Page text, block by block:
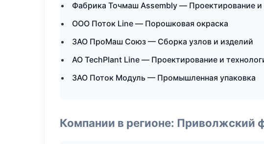
Фабрика Точмаш Assembly — Проектирование и
ООО Поток Line — Порошковая окраска
ЗАО ПроМаш Союз — Сборка узлов и изделий
АО TechPlant Line — Проектирование и
ЗАО Поток Модуль — Промышленная упаковка
Компании в регионе: Приволжский